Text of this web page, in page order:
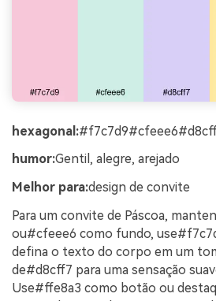
hexagonal:
humor:Gentil, alegre, arejado
Melhor para:design de convite
Para um convite de Páscoa,
ou#cfeee6 como fundo,
defina o texto do corpo em um
de#d8cff7 para uma sensação
Use#ffe8a3 como botão ou